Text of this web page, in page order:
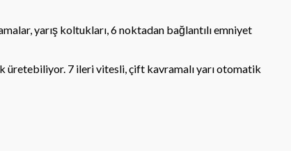
yarış koltukları, 6 noktadan bağlantılı emniyet
üretebiliyor. 7 ileri vitesli, çift kavramalı yarı otomatik